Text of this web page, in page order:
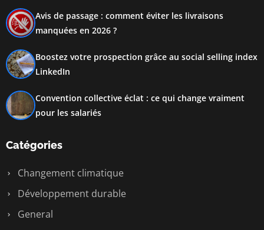
Avis de passage : comment éviter les livraisons
manquées en 2026 ?
Boostez votre prospection grâce au social selling index
LinkedIn
Convention collective éclat : ce qui change vraiment
pour les salariés
Catégories
Changement climatique
Développement durable
General